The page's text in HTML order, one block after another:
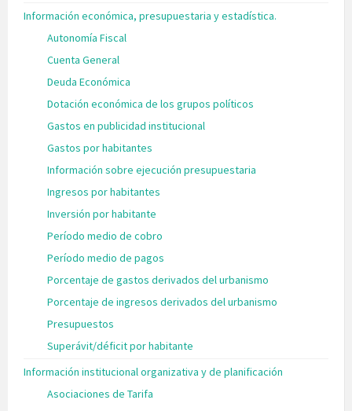
Información económica, presupuestaria y estadística.
Autonomía Fiscal
Cuenta General
Deuda Económica
Dotación económica de los grupos políticos
Gastos en publicidad institucional
Gastos por habitantes
Información sobre ejecución presupuestaria
Ingresos por habitantes
Inversión por habitante
Período medio de cobro
Período medio de pagos
Porcentaje de gastos derivados del urbanismo
Porcentaje de ingresos derivados del urbanismo
Presupuestos
Superávit/déficit por habitante
Información institucional organizativa y de planificación
Asociaciones de Tarifa